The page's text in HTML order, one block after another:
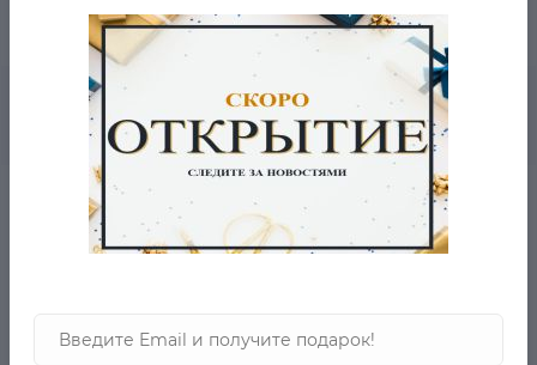
Описание товара Отзывов 0
Доступна Экспресс доставка данного товара до
пункта выдачи за 1 день!
-страна бренда :США